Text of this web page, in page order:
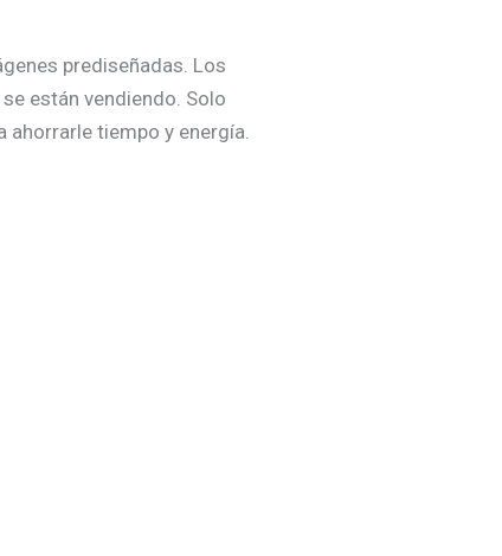
prediseñadas. Los
están vendiendo. Solo
tiempo y energía.